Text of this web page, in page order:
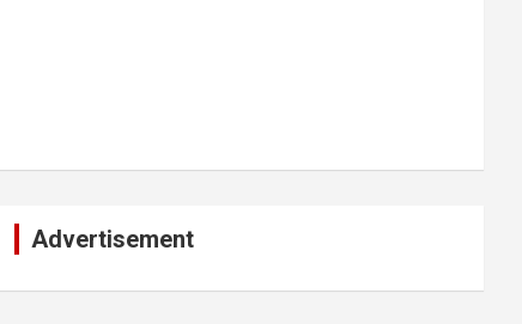
Advertisement